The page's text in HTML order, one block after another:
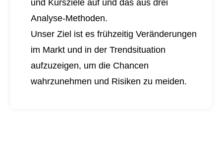
und Kursziele auf und das aus drei
Analyse-Methoden.
Unser Ziel ist es frühzeitig Veränderungen
im Markt und in der Trendsituation
aufzuzeigen, um die Chancen
wahrzunehmen und Risiken zu meiden.